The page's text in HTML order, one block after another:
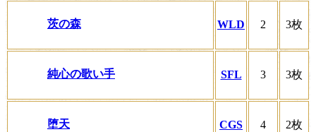
茨の森 WLD 2 3枚
純心の歌い手 SFL 3 3枚
堕天 CGS 4 2枚